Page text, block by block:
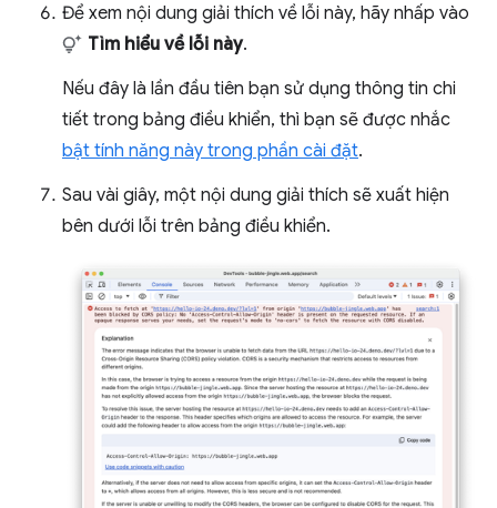
Để xem nội dung giải thích về lỗi này, hãy nhấp vào
Tìm hiểu về lỗi này.
Nếu đây là lần đầu tiên bạn sử dụng thông tin chi
tiết trong bảng điều khiển, thì bạn sẽ được nhắc
bật tính năng này trong phần cài đặt.
Sau vài giây, một nội dung giải thích sẽ xuất hiện
bên dưới lỗi trên bảng điều khiển.